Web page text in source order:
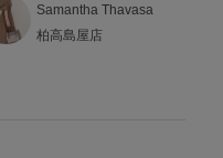
Samantha Thavasa
柏高島屋店